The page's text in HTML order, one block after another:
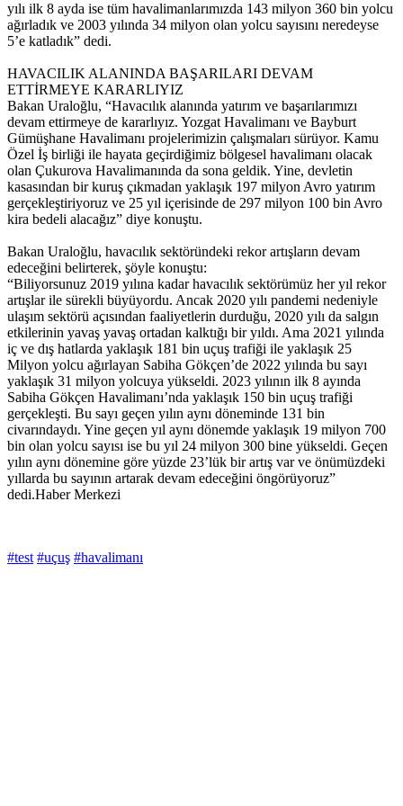
yılı ilk 8 ayda ise tüm havalimanlarımızda 143 milyon 360 bin yolcu
ağırladık ve 2003 yılında 34 milyon olan yolcu sayısını neredeyse
5’e katladık” dedi.
HAVACILIK ALANINDA BAŞARILARI DEVAM
ETTİRMEYE KARARLIYIZ
Bakan Uraloğlu, “Havacılık alanında yatırım ve başarılarımızı
devam ettirmeye de kararlıyız. Yozgat Havalimanı ve Bayburt
Gümüşhane Havalimanı projelerimizin çalışmaları sürüyor. Kamu
Özel İş birliği ile hayata geçirdiğimiz bölgesel havalimanı olacak
olan Çukurova Havalimanında da sona geldik. Yine, devletin
kasasından bir kuruş çıkmadan yaklaşık 197 milyon Avro yatırım
gerçekleştiriyoruz ve 25 yıl içerisinde de 297 milyon 100 bin Avro
kira bedeli alacağız” diye konuştu.
Bakan Uraloğlu, havacılık sektöründeki rekor artışların devam
edeceğini belirterek, şöyle konuştu:
“Biliyorsunuz 2019 yılına kadar havacılık sektörümüz her yıl rekor
artışlar ile sürekli büyüyordu. Ancak 2020 yılı pandemi nedeniyle
ulaşım sektörü açısından faaliyetlerin durduğu, 2020 yılı da salgın
etkilerinin yavaş yavaş ortadan kalktığı bir yıldı. Ama 2021 yılında
iç ve dış hatlarda yaklaşık 181 bin uçuş trafiği ile yaklaşık 25
Milyon yolcu ağırlayan Sabiha Gökçen’de 2022 yılında bu sayı
yaklaşık 31 milyon yolcuya yükseldi. 2023 yılının ilk 8 ayında
Sabiha Gökçen Havalimanı’nda yaklaşık 150 bin uçuş trafiği
gerçekleşti. Bu sayı geçen yılın aynı döneminde 131 bin
civarındaydı. Yine geçen yıl aynı dönemde yaklaşık 19 milyon 700
bin olan yolcu sayısı ise bu yıl 24 milyon 300 bine yükseldi. Geçen
yılın aynı dönemine göre yüzde 23’lük bir artış var ve önümüzdeki
yıllarda bu sayının artarak devam edeceğini öngörüyoruz”
dedi.Haber Merkezi
#test #uçuş #havalimanı